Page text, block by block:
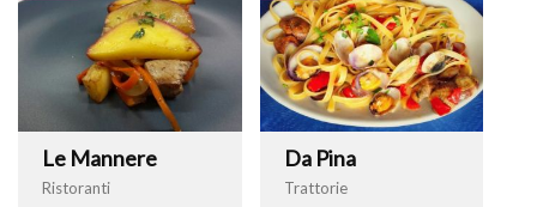
Le Mannere
Ristoranti
Da Pina
Trattorie